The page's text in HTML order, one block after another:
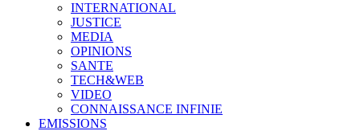
INTERNATIONAL
JUSTICE
MEDIA
OPINIONS
SANTE
TECH&WEB
VIDEO
CONNAISSANCE INFINIE
EMISSIONS